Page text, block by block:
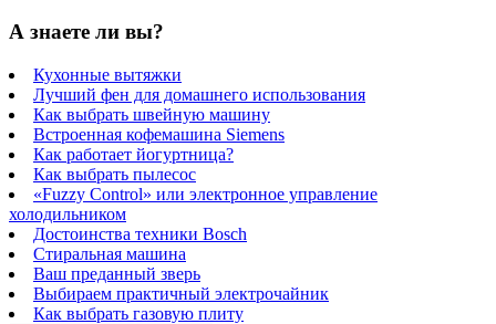
А знаете ли вы?
Кухонные вытяжки
Лучший фен для домашнего использования
Как выбрать швейную машину
Встроенная кофемашина Siemens
Как работает йогуртница?
Как выбрать пылесос
«Fuzzy Control» или электронное управление
холодильником
Достоинства техники Bosch
Стиральная машина
Ваш преданный зверь
Выбираем практичный электрочайник
Как выбрать газовую плиту